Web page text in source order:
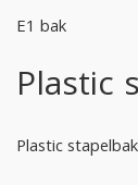
E1 bak
Plastic
Plastic